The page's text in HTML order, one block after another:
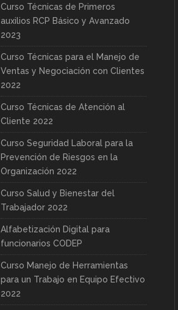
Curso Técnicas de Primeros
auxilios RCP Básico y Avanzado
2023
Curso Técnicas para el Manejo de
Ventas y Negociación con Clientes
2022
Curso Técnicas de Atención al
Cliente 2022
Curso Seguridad Laboral para la
Prevención de Riesgos en la
Organización 2022
Curso Salud y Bienestar del
Trabajador 2022
Alfabetización Digital para
funcionarios CODEP
Curso Manejo de Herramientas
para un Trabajo en Equipo Efectivo
2022